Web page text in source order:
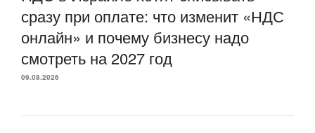
сразу при оплате: что изменит «НДС
онлайн» и почему бизнесу надо
смотреть на 2027 год
09.08.2026